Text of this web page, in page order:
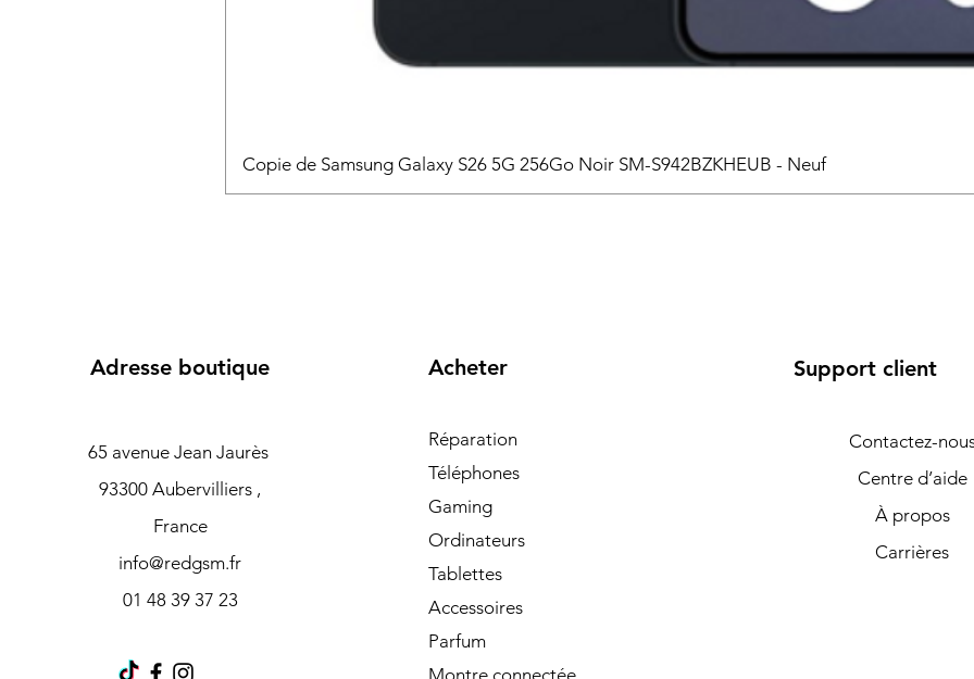
Copie de Samsung Galaxy S26 5G 256Go Noir SM-S942BZKHEUB - Neuf
Adresse boutique
65 avenue Jean Jaurès
93300 Aubervilliers ,
France
info@redgsm.fr
01 48 39 37 23
Acheter
Réparation
Téléphones
Gaming
Ordinateurs
Tablettes
Accessoires
Parfum
Support client
Contactez-
Centre d’aide
À propos
Carrières